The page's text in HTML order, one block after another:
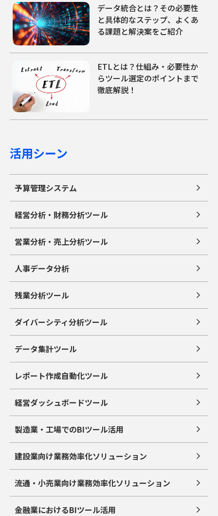
データ統合とは？その必要性
と具体的なステップ、よくあ
る課題と解決案をご紹介
ETLとは？仕組み・必要性か
らツール選定のポイントまで
徹底解説！
活用シーン
予算管理システム
経営分析・財務分析ツール
営業分析・売上分析ツール
人事データ分析
残業分析ツール
ダイバーシティ分析ツール
データ集計ツール
レポート作成自動化ツール
経営ダッシュボードツール
製造業・工場でのBIツール活用
建設業向け業務効率化ソリューション
流通・小売業向け業務効率化ソリューション
金融業におけるBIツール活用